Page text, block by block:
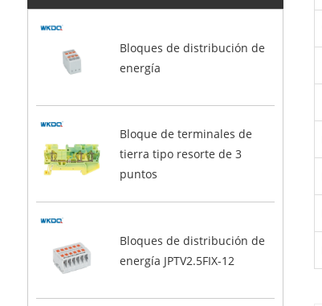
Bloques de distribución de
energía
Bloque de terminales de
tierra tipo resorte de 3
puntos
Bloques de distribución de
energía JPTV2.5FIX-12